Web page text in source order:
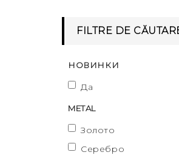
FILTRE DE
НОВИНКИ
Да
METAL
Золото
Серебро